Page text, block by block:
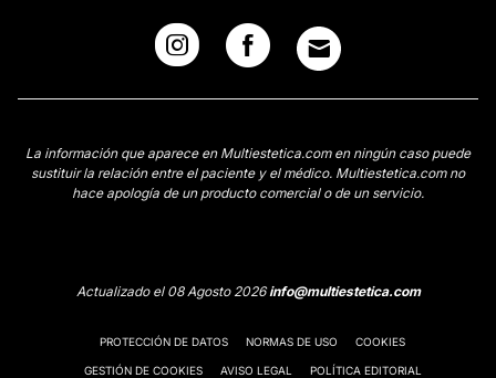
La información que aparece en Multiestetica.com en ningún caso puede
sustituir la relación entre el paciente y el médico. Multiestetica.com no
hace apología de un producto comercial o de un servicio.
Actualizado el 08 Agosto 2026info@multiestetica.com
PROTECCIÓN DE DATOS NORMAS DE USO COOKIES
GESTIÓN DE COOKIES AVISO LEGAL POLÍTICA EDITORIAL